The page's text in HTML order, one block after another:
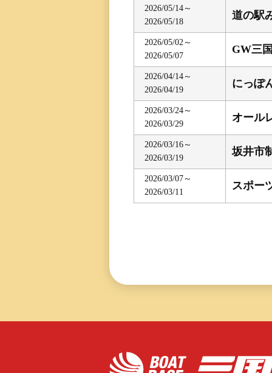
今節の進入コース別
決まり手
三国専属記者の
直前予想
2026/05/14～
2026/05/18
道の駅
2026/05/02～
2026/05/07
GW三
2026/04/14～
2026/04/19
にっぽ
2026/03/24～
2026/03/29
オール
2026/03/16～
2026/03/19
坂井市
2026/03/07～
2026/03/11
スポー